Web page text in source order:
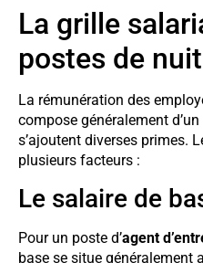
La grille
postes de nuit
La rémunération des
compose généralement
s’ajoutent diverses primes.
plusieurs facteurs :
Le salaire de
Pour un poste d’agent
base se situe généralement